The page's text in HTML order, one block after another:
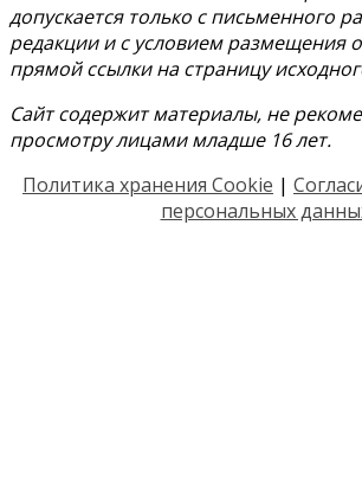
допускается только с письменного
редакции и с условием размещения
прямой ссылки на страницу
Сайт содержит материалы, не
просмотру лицами младше 16 лет.
Политика хранения Cookie |
персональных